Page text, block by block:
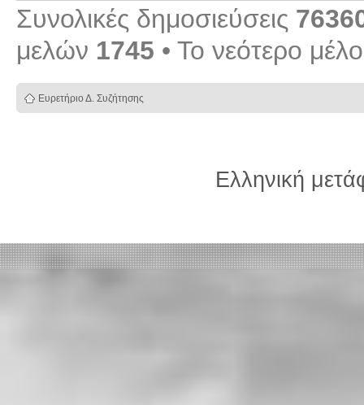
Συνολικές δημοσιεύσεις
μελών 1745 • Το νεότερο
Ευρετήριο Δ. Συζήτησης
Ελληνική